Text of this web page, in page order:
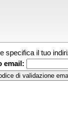
specifica il tuo
email: